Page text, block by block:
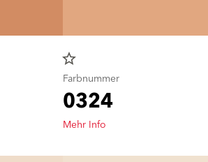
star_border
Farbnummer
0324
Mehr Info